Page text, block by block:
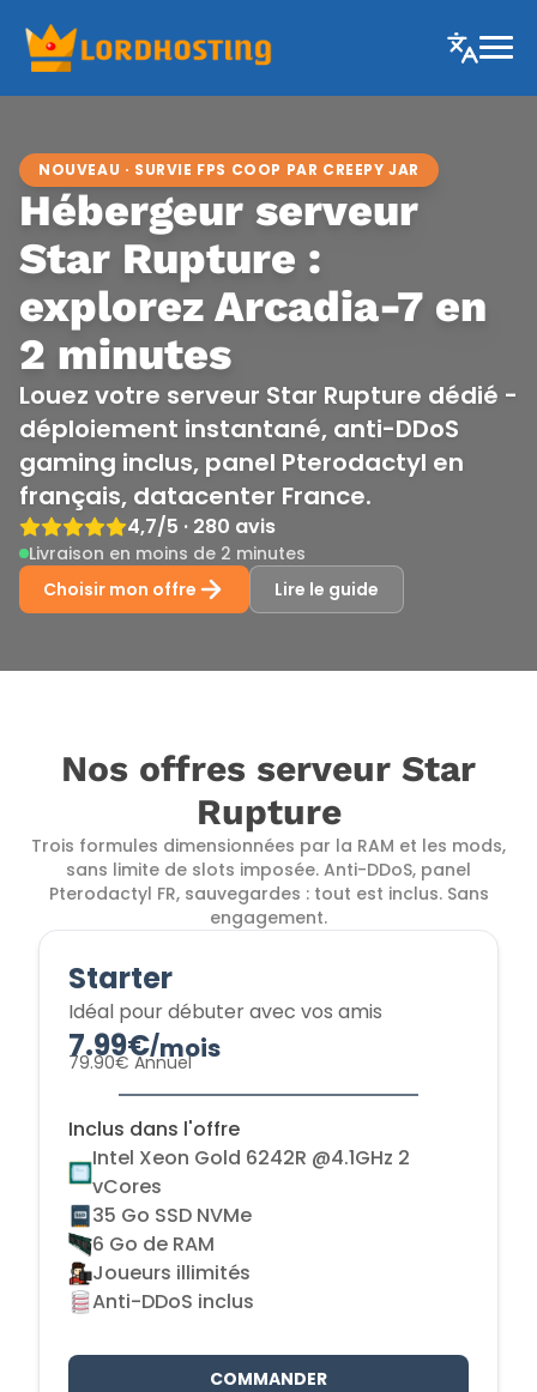
NOUVEAU · SURVIE FPS COOP PAR CREEPY JAR
Hébergeur serveur
Star Rupture :
explorez Arcadia-7 en
2 minutes
Louez votre serveur Star Rupture dédié -
déploiement instantané, anti-DDoS
gaming inclus, panel Pterodactyl en
français, datacenter France.
4,7/5 · 280 avis
Livraison en moins de 2 minutes
Choisir mon offre
Lire le guide
Nos offres serveur Star
Rupture
Trois formules dimensionnées par la RAM et les mods,
sans limite de slots imposée. Anti-DDoS, panel
Pterodactyl FR, sauvegardes : tout est inclus. Sans
engagement.
Starter
Idéal pour débuter avec vos amis
7.99€/mois
79.90€ Annuel
Inclus dans l'offre
Intel Xeon Gold 6242R @4.1GHz 2
vCores
35 Go SSD NVMe
6 Go de RAM
Joueurs illimités
Anti-DDoS inclus
COMMANDER